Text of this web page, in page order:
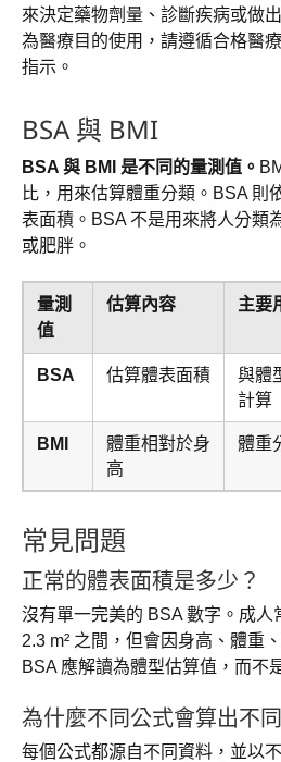
來決定藥物劑量、診斷疾病或做
為醫療目的使用，請遵循合格醫
指示。
BSA 與 BMI
BSA 與 BMI 是不同的量測值。
比，用來估算體重分類。BSA 則
表面積。BSA 不是用來將人分類
或肥胖。
量測
值
估算內容 主要
BSA 估算體表面積
與體
計算
BMI
體重相對於身
高
體重
常見問題
正常的體表面積是多少？
沒有單一完美的 BSA 數字。成人
2.3 m² 之間，但會因身高、體重
BSA 應解讀為體型估算值，而不
為什麼不同公式會算出不
每個公式都源自不同資料，並以